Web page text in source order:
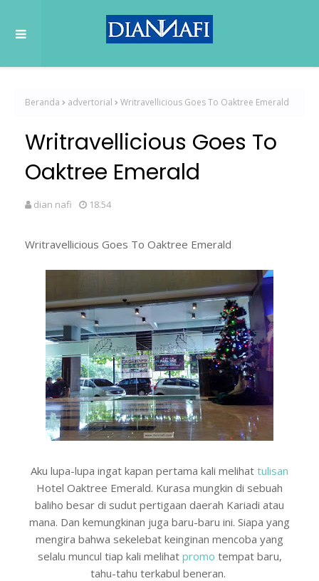
Beranda advertorial Writravellicious Goes To Oaktree Emerald
Writravellicious Goes To
Oaktree Emerald
dian nafi 18.54
Writravellicious Goes To Oaktree Emerald
Aku lupa-lupa ingat kapan pertama kali melihat tulisan
Hotel Oaktree Emerald. Kurasa mungkin di sebuah
baliho besar di sudut pertigaan daerah Kariadi atau
mana. Dan kemungkinan juga baru-baru ini. Siapa yang
mengira bahwa sekelebat keinginan mencoba yang
selalu muncul tiap kali melihat promo tempat baru,
tahu-tahu terkabul beneran.